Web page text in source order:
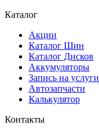
Каталог
Акции
Каталог Шин
Каталог Дисков
Аккумуляторы
Запись на услуги
Автозапчасти
Калькулятор
Контакты